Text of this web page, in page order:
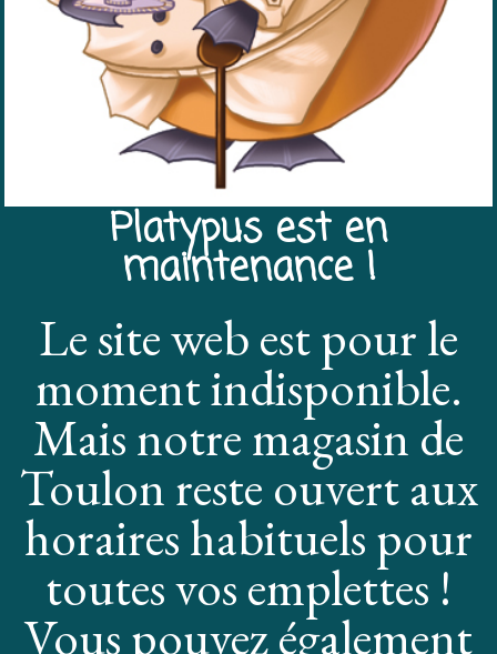
Platypus est en
maintenance !
Le site web est pour le
moment indisponible.
Mais notre magasin de
Toulon reste ouvert aux
horaires habituels pour
toutes vos emplettes !
Vous pouvez également